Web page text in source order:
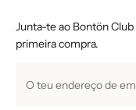
Junta-te ao Bontön
primeira compra.